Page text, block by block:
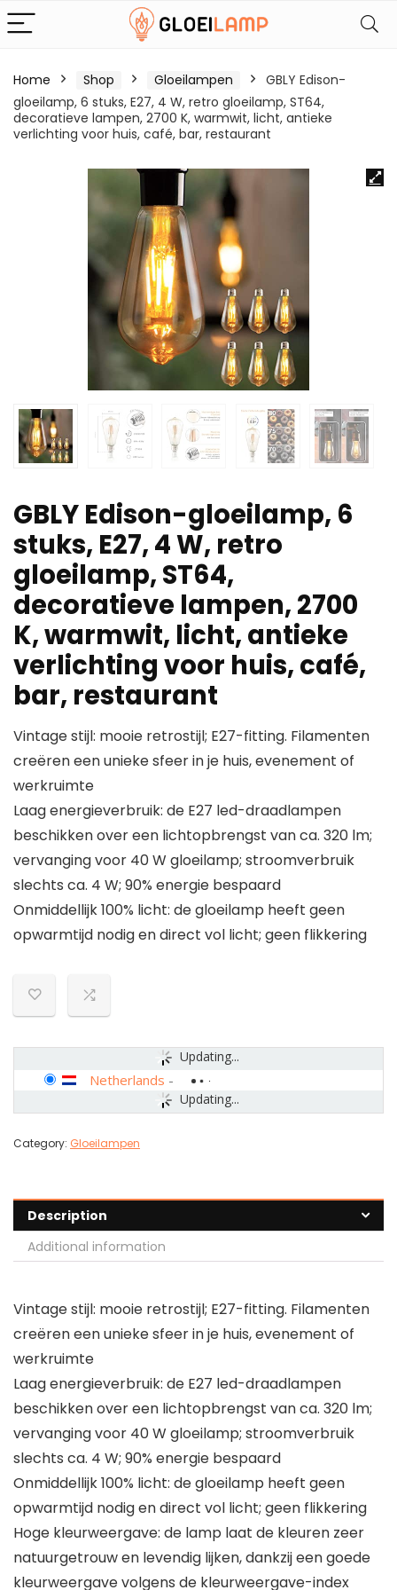
Home Shop Gloeilampen
GBLY Edison-
gloeilamp, 6 stuks, E27, 4 W, retro gloeilamp, ST64,
decoratieve lampen, 2700 K, warmwit, licht, antieke
verlichting voor huis, café, bar, restaurant
GBLY Edison-gloeilamp, 6
stuks, E27, 4 W, retro
gloeilamp, ST64,
decoratieve lampen, 2700
K, warmwit, licht, antieke
verlichting voor huis, café,
bar, restaurant
Vintage stijl: mooie retrostijl; E27-fitting. Filamenten
creëren een unieke sfeer in je huis, evenement of
werkruimte
Laag energieverbruik: de E27 led-draadlampen
beschikken over een lichtopbrengst van ca. 320 lm;
vervanging voor 40 W gloeilamp; stroomverbruik
slechts ca. 4 W; 90% energie bespaard
Onmiddellijk 100% licht: de gloeilamp heeft geen
opwarmtijd nodig en direct vol licht; geen flikkering
Updating...
Updating...
Netherlands -
Category: Gloeilampen
Description
Additional information
Vintage stijl: mooie retrostijl; E27-fitting. Filamenten
creëren een unieke sfeer in je huis, evenement of
werkruimte
Laag energieverbruik: de E27 led-draadlampen
beschikken over een lichtopbrengst van ca. 320 lm;
vervanging voor 40 W gloeilamp; stroomverbruik
slechts ca. 4 W; 90% energie bespaard
Onmiddellijk 100% licht: de gloeilamp heeft geen
opwarmtijd nodig en direct vol licht; geen flikkering
Hoge kleurweergave: de lamp laat de kleuren zeer
natuurgetrouw en levendig lijken, dankzij een goede
kleurweergave volgens de kleurweergave-index